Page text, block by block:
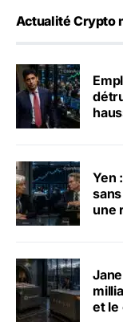
Actualité Crypto
Yen
une
et le